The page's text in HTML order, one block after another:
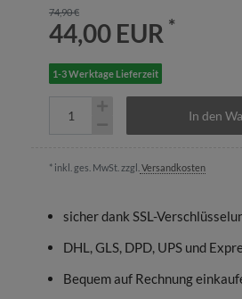
74,90 €
44,00 EUR *
1-3 Werktage Lieferzeit
In den
* inkl. ges. MwSt. zzgl. Versandkosten
sicher dank SSL-
DHL, GLS, DPD, UPS und
Bequem auf Rechnung